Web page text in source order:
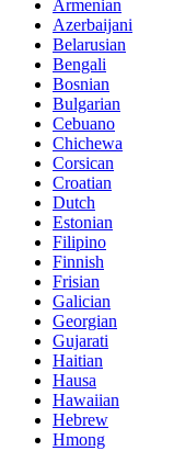
Armenian
Azerbaijani
Belarusian
Bengali
Bosnian
Bulgarian
Cebuano
Chichewa
Corsican
Croatian
Dutch
Estonian
Filipino
Finnish
Frisian
Galician
Georgian
Gujarati
Haitian
Hausa
Hawaiian
Hebrew
Hmong